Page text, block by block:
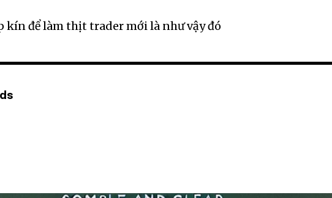
kín để làm thịt trader mới là như vậy đó